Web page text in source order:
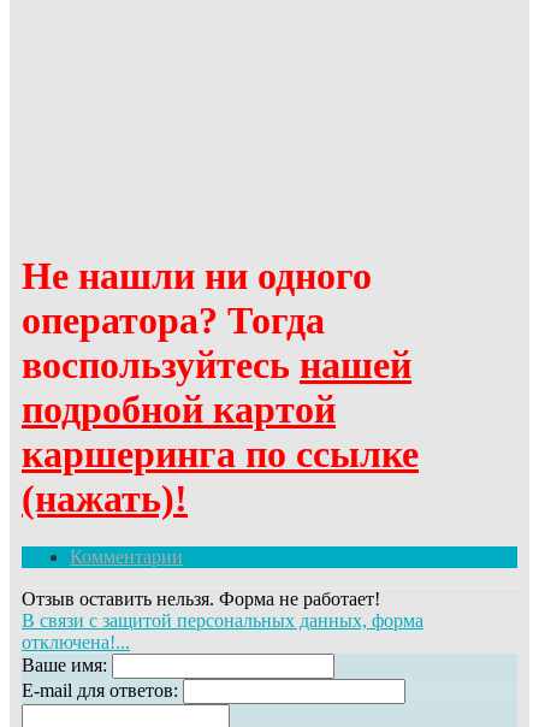
Не нашли ни одного
оператора? Тогда
воспользуйтесь нашей
подробной картой
каршеринга по ссылке
(нажать)!
Комментарии
Отзыв оставить нельзя. Форма не работает!
В связи с защитой персональных данных, форма
отключена!...
Ваше имя:
E-mail для ответов: